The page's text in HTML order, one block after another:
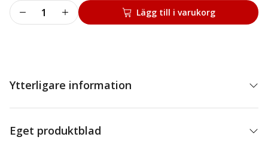
M7
Krafthylsa
mängd
Lägg till i varukorg
Ytterligare information
Eget produktblad